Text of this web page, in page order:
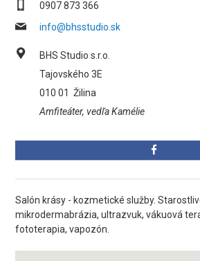
0907 873 366
info@bhsstudio.sk
BHS Studio s.r.o.
Tajovského 3E
010 01 Žilina
Amfiteáter, vedľa Kamélie
Salón krásy - kozmetické služby.
mikrodermabrázia, ultrazvuk, vákuová
fototerapia, vapozón.